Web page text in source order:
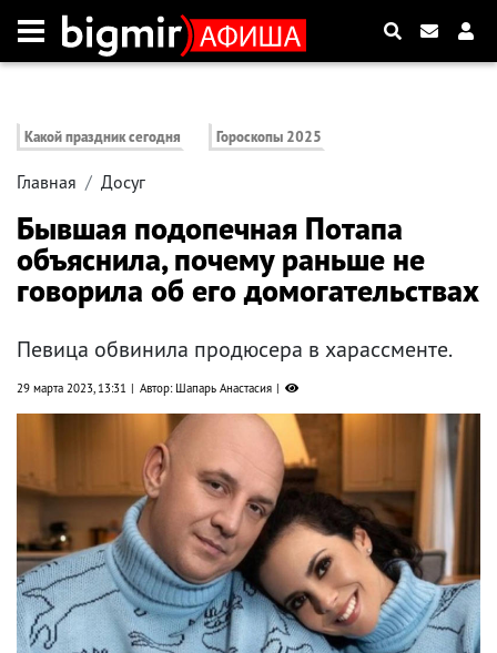
Какой праздник сегодня Гороскопы 2025
Главная Досуг
Бывшая подопечная Потапа
объяснила, почему раньше не
говорила об его домогательствах
Певица обвинила продюсера в харассменте.
29 марта 2023, 13:31 Автор: Шапарь Анастасия